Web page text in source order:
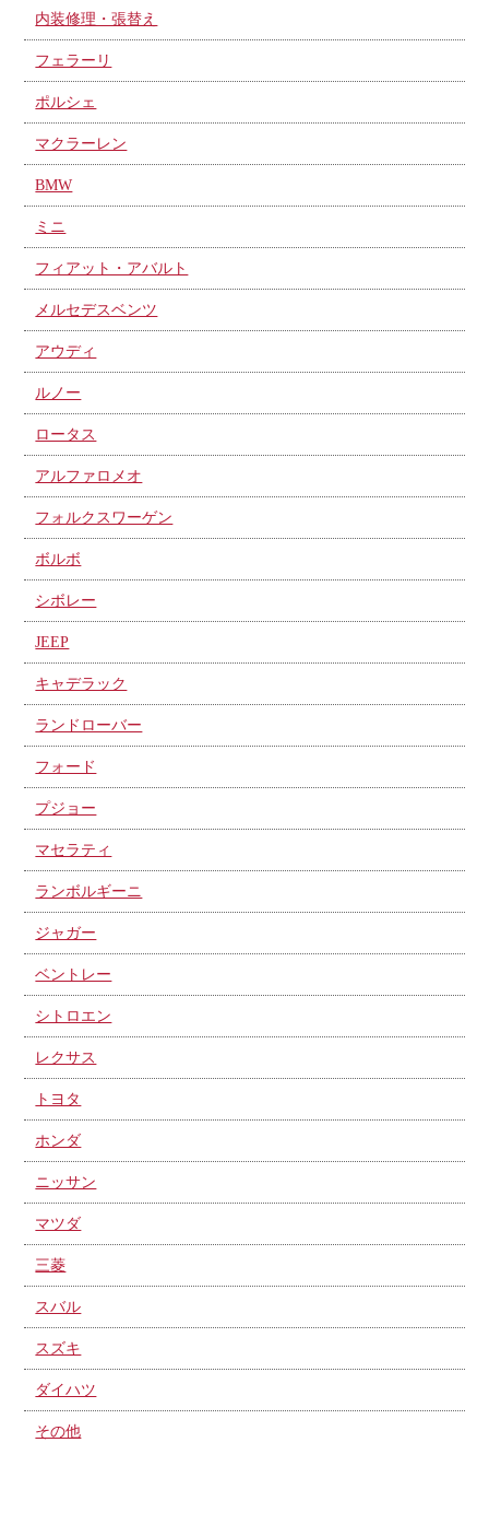
内装修理・張替え
フェラーリ
ポルシェ
マクラーレン
BMW
ミニ
フィアット・アバルト
メルセデスベンツ
アウディ
ルノー
ロータス
アルファロメオ
フォルクスワーゲン
ボルボ
シボレー
JEEP
キャデラック
ランドローバー
フォード
プジョー
マセラティ
ランボルギーニ
ジャガー
ベントレー
シトロエン
レクサス
トヨタ
ホンダ
ニッサン
マツダ
三菱
スバル
スズキ
ダイハツ
その他